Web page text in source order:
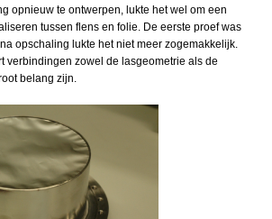
opnieuw te ontwerpen, lukte het wel om een
tussen flens en folie. De eerste proef was
opschaling lukte het niet meer zogemakkelijk.
verbindingen zowel de lasgeometrie als de
belang zijn.